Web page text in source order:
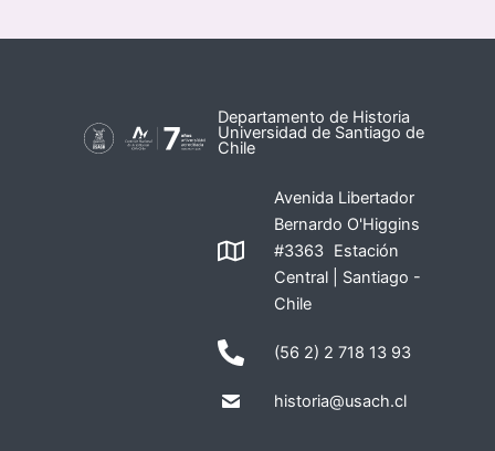
Departamento de Historia
Universidad de Santiago de
Chile
Avenida Libertador
Bernardo O'Higgins
#3363 Estación
Central | Santiago -
Chile
(56 2) 2 718 13 93
historia@usach.cl